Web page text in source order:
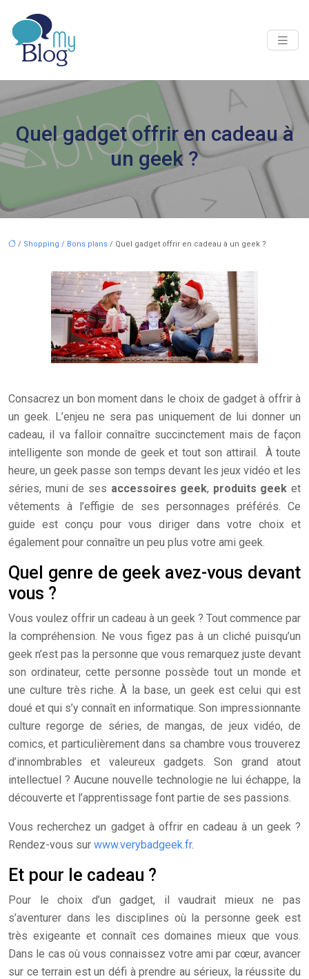
Quel gadget offrir en cadeau à
un geek ?
/ Shopping / Bons plans / Quel gadget offrir en cadeau à un geek ?
Consacrez un bon moment dans le choix de gadget à offrir à
un geek. L’enjeu ne sera pas uniquement de lui donner un
cadeau, il va falloir connaître succinctement mais de façon
intelligente son monde de geek et tout son attirail. À toute
heure, un geek passe son temps devant les jeux vidéo et les
séries, muni de ses accessoires geek, produits geek et
vêtements à l’effigie de ses personnages préférés. Ce
guide est conçu pour vous diriger dans votre choix et
également pour connaître un peu plus votre ami geek.
Quel genre de geek avez-vous devant
vous ?
Vous voulez offrir un cadeau à un geek ? Tout commence par
la compréhension. Ne vous figez pas à un cliché puisqu’un
geek n’est pas la personne que vous remarquez juste devant
son ordinateur, cette personne possède tout un monde et
une culture très riche. À la base, un geek est celui qui est
doué et qui s’y connaît en informatique. Son impressionnante
culture regorge de séries, de mangas, de jeux vidéo, de
comics, et particulièrement dans sa chambre vous trouverez
d’innombrables et valeureux gadgets. Son grand atout
intellectuel ? Aucune nouvelle technologie ne lui échappe, la
découverte et l’apprentissage font partie de ses passions.
Vous recherchez un gadget à offrir en cadeau à un geek ?
Rendez-vous sur www.verybadgeek.fr.
Et pour le cadeau ?
Pour le choix d’un gadget, il vaudrait mieux ne pas
s’aventurer dans les disciplines où la personne geek est
très exigeante et connaît ces domaines mieux que vous.
Dans le cas où vous connaissez votre ami par cœur, avancer
sur ce terrain est un défi à prendre au sérieux, la réussite du